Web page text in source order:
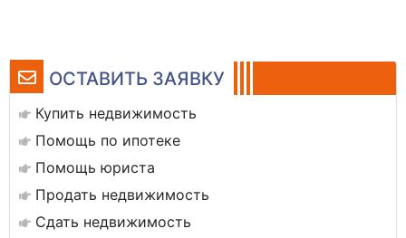
ОСТАВИТЬ ЗАЯВКУ
Купить недвижимость
Помощь по ипотеке
Помощь юриста
Продать недвижимость
Сдать недвижимость